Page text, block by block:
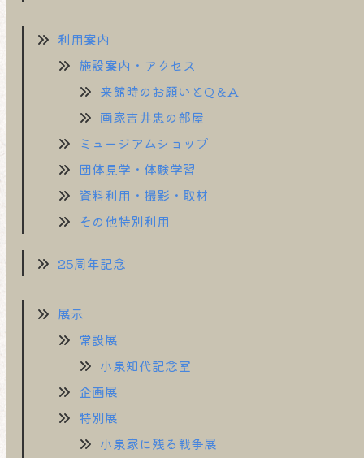
利用案内
施設案内・アクセス
来館時のお願いとQ＆A
画家吉井忠の部屋
ミュージアムショップ
団体見学・体験学習
資料利用・撮影・取材
その他特別利用
25周年記念
展示
常設展
小泉知代記念室
企画展
特別展
小泉家に残る戦争展